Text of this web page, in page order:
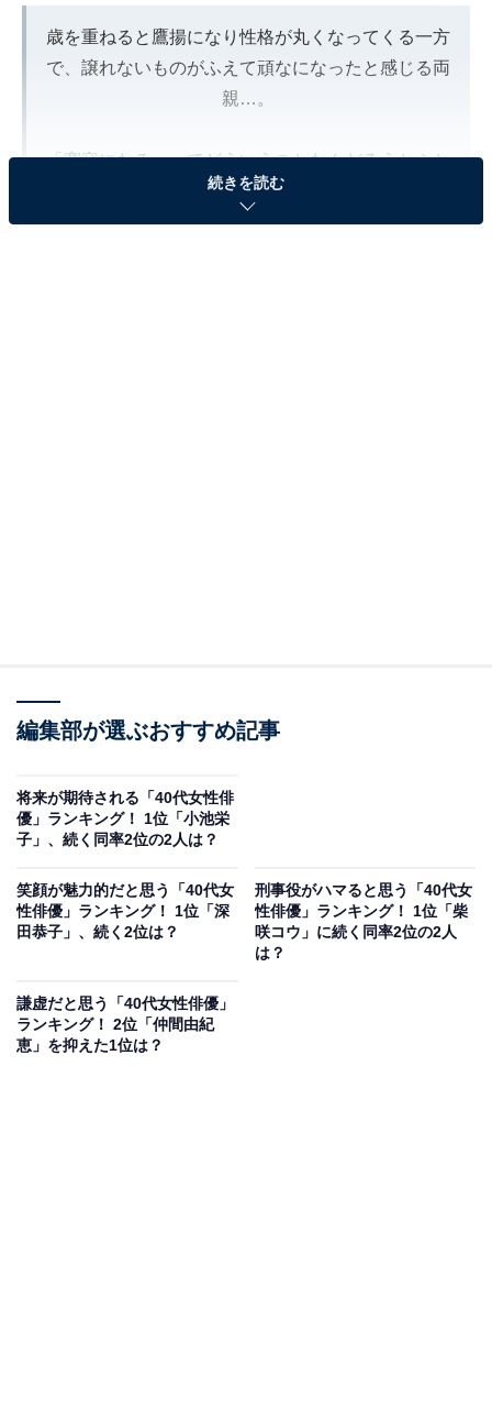
歳を重ねると鷹揚になり性格が丸くなってくる一方
で、譲れないものがふえて頑なになったと感じる両
親…。
「寛容になる」ってどういうことなんだろうとふと
#atable pic.twitter.com/zdWQlz372M
と三人の元夫』（関西テレビ・フジテレビ系）などに参
加し、名バイプレイヤーとして活躍します。
回答者からは、「独特のオーラやファッションで自分を
持っていそう」（40代女性／愛知県）、「個性的で演技
／埼玉県）、「一度見たら忘れない顔と存在感をもって
いる」（40代女性／東京都）などの意見が寄せられまし
続きを読む
編集部が選ぶおすすめ記事
将来が期待される「40代女性俳
優」ランキング！ 1位「小池栄
子」、続く同率2位の2人は？
笑顔が魅力的だと思う「40代女
性俳優」ランキング！ 1位「深
田恭子」、続く2位は？
刑事役がハマると思う「40代女
性俳優」ランキング！ 1位「柴
咲コウ」に続く同率2位の2人
は？
謙虚だと思う「40代女性俳優」
ランキング！ 2位「仲間由紀
恵」を抑えた1位は？